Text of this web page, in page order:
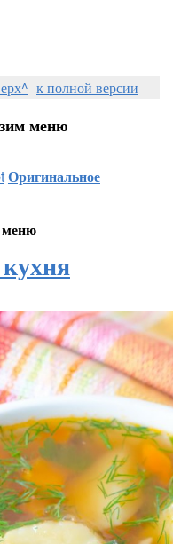
к полной версии
меню
Оригинальное
меню